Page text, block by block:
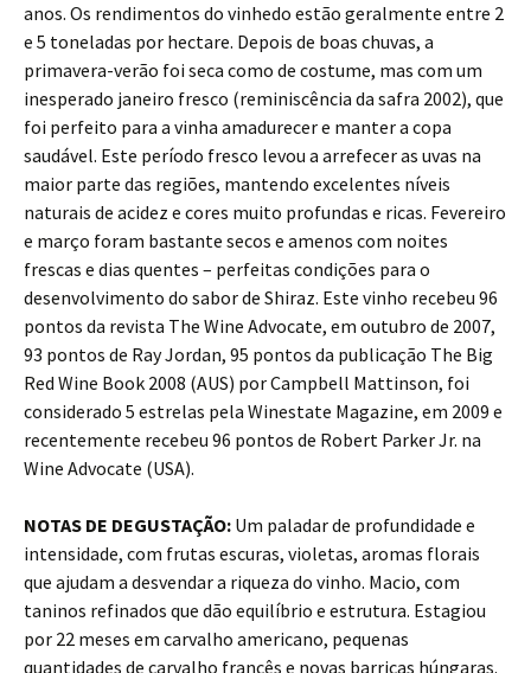
anos. Os rendimentos do vinhedo estão geralmente entre 2
e 5 toneladas por hectare. Depois de boas chuvas, a
primavera-verão foi seca como de costume, mas com um
inesperado janeiro fresco (reminiscência da safra 2002), que
foi perfeito para a vinha amadurecer e manter a copa
saudável. Este período fresco levou a arrefecer as uvas na
maior parte das regiões, mantendo excelentes níveis
naturais de acidez e cores muito profundas e ricas. Fevereiro
e março foram bastante secos e amenos com noites
frescas e dias quentes – perfeitas condições para o
desenvolvimento do sabor de Shiraz. Este vinho recebeu 96
pontos da revista The Wine Advocate, em outubro de 2007,
93 pontos de Ray Jordan, 95 pontos da publicação The Big
Red Wine Book 2008 (AUS) por Campbell Mattinson, foi
considerado 5 estrelas pela Winestate Magazine, em 2009 e
recentemente recebeu 96 pontos de Robert Parker Jr. na
Wine Advocate (USA).
NOTAS DE DEGUSTAÇÃO: Um paladar de profundidade e
intensidade, com frutas escuras, violetas, aromas florais
que ajudam a desvendar a riqueza do vinho. Macio, com
taninos refinados que dão equilíbrio e estrutura. Estagiou
por 22 meses em carvalho americano, pequenas
quantidades de carvalho francês e novas barricas húngaras.